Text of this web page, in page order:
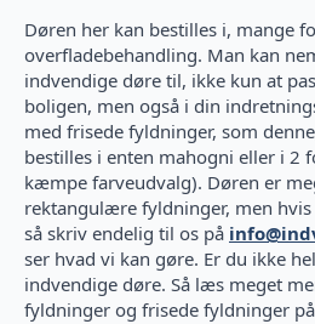
Døren her kan bestilles i, mange
overfladebehandling. Man kan
indvendige døre til, ikke kun at
boligen, men også i din
med frisede fyldninger, som
bestilles i enten mahogni eller i 2
kæmpe farveudvalg). Døren er
rektangulære fyldninger, men
så skriv endelig til os på
ser hvad vi kan gøre. Er du ikke
indvendige døre. Så læs meget
fyldninger og frisede fyldninger på